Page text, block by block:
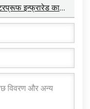
इलेक्ट्रॉनिक CMS लेंस HD1080p वाटरप्रूफ इन्फ्रारेड कार रियर व्यू लेंस YT-7071-A1